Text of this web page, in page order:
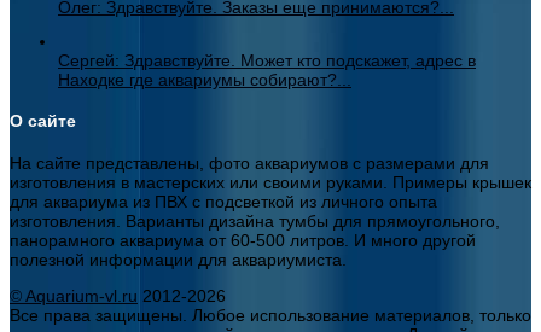
Олег: Здравствуйте. Заказы еще принимаются?...
Сергей: Здравствуйте. Может кто подскажет, адрес в
Находке где аквариумы собирают?...
О сайте
На сайте представлены, фото аквариумов с размерами для
изготовления в мастерских или своими руками. Примеры крышек
для аквариума из ПВХ с подсветкой из личного опыта
изготовления. Варианты дизайна тумбы для прямоугольного,
панорамного аквариума от 60-500 литров. И много другой
полезной информации для аквариумиста.
© Aquarium-vl.ru 2012-2026
Все права защищены. Любое использование материалов, только